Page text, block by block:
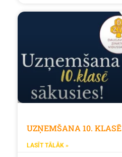
UZŅEMŠANA 10. KLASĒ
LASĪT TĀLĀK »